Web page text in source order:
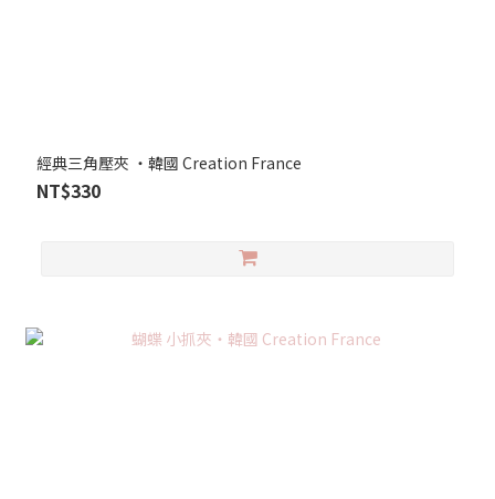
經典三角壓夾 ‧韓國 Creation France
NT$330